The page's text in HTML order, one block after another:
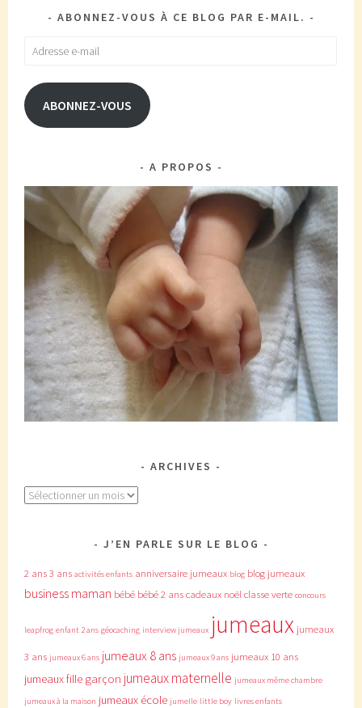
ABONNEZ-VOUS À CE BLOG PAR E-MAIL.
Adresse
mail
ABONNEZ-VOUS
A PROPOS
ARCHIVES
Archives
J’EN PARLE SUR LE BLOG
2 ans3 ans activités enfants anniversaire jumeaux blog blog jumeaux
business maman bébé bébé 2 anscadeaux noëlclasse verte concours
leapfrog enfant 2 ans géocaching interview jumeaux jumeaux jumeaux
3 ans jumeaux 6 ans jumeaux 8 ans jumeaux 9 ans jumeaux 10 ans
jumeaux fille garçon jumeaux maternelle jumeaux même chambre
jumeaux à la maison jumeaux école jumelle little boy livres enfants